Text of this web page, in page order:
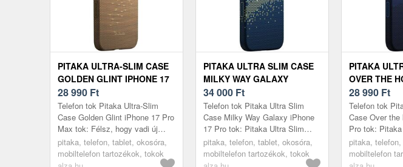
PITAKA ULTRA-SLIM CASE
GOLDEN GLINT IPHONE 17
PRO MAX TOK
28 990 Ft
Telefon tok Pitaka Ultra-Slim
Case Golden Glint iPhone 17 Pro
Max tok: Félsz, hogy vadi új
telefonod esetleg megsérül? Eme
Apple iPhone 17 Pro Max ...
pitaka, telefon, tablet, okosóra,
mobiltelefon tartozékok, tokok
PITAKA ULTRA SLIM CASE
MILKY WAY GALAXY
IPHONE 17 PRO TOK
34 000 Ft
Telefon tok Pitaka Ultra Slim
Case Milky Way Galaxy iPhone
17 Pro tok: Pitaka Ultra Slim
Case iPhone 17 ProUltravékony
és könnyű tok minimalista és...
pitaka, telefon, tablet, okosóra,
mobiltelefon tartozékok, tokok
PITAKA
OVER THE
IPHONE 17
28 990 Ft
Telefon tok
Case Over the
Pro tok:
iPhone 17
könnyű tok
pitaka,
mobiltelefon